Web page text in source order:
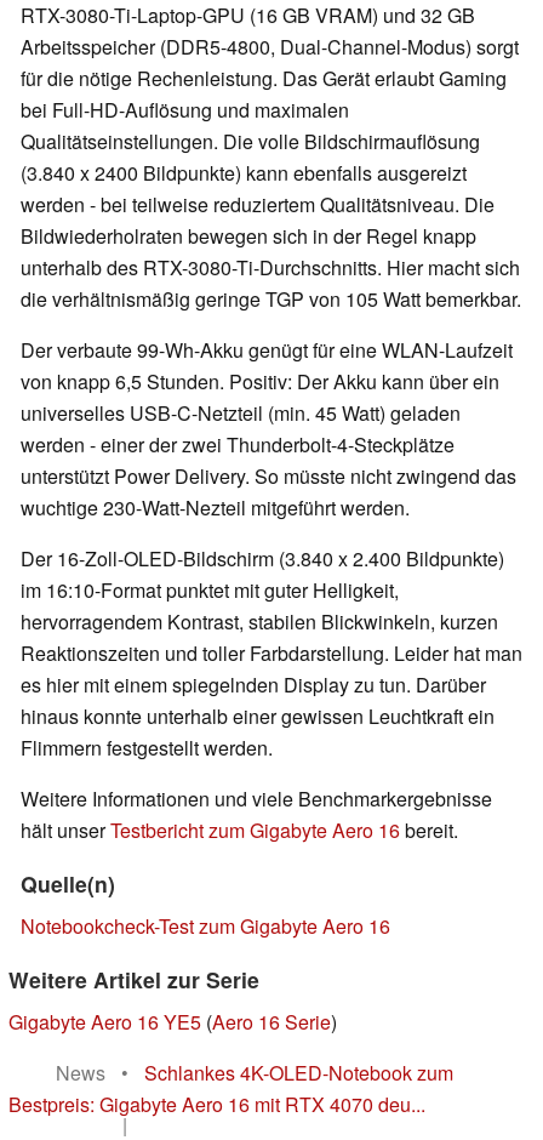
RTX-3080-Ti-Laptop-GPU (16 GB VRAM) und 32 GB
Arbeitsspeicher (DDR5-4800, Dual-Channel-Modus) sorgt
für die nötige Rechenleistung. Das Gerät erlaubt Gaming
bei Full-HD-Auflösung und maximalen
Qualitätseinstellungen. Die volle Bildschirmauflösung
(3.840 x 2400 Bildpunkte) kann ebenfalls ausgereizt
werden - bei teilweise reduziertem Qualitätsniveau. Die
Bildwiederholraten bewegen sich in der Regel knapp
unterhalb des RTX-3080-Ti-Durchschnitts. Hier macht sich
die verhältnismäßig geringe TGP von 105 Watt bemerkbar.
Der verbaute 99-Wh-Akku genügt für eine WLAN-Laufzeit
von knapp 6,5 Stunden. Positiv: Der Akku kann über ein
universelles USB-C-Netzteil (min. 45 Watt) geladen
werden - einer der zwei Thunderbolt-4-Steckplätze
unterstützt Power Delivery. So müsste nicht zwingend das
wuchtige 230-Watt-Nezteil mitgeführt werden.
Der 16-Zoll-OLED-Bildschirm (3.840 x 2.400 Bildpunkte)
im 16:10-Format punktet mit guter Helligkeit,
hervorragendem Kontrast, stabilen Blickwinkeln, kurzen
Reaktionszeiten und toller Farbdarstellung. Leider hat man
es hier mit einem spiegelnden Display zu tun. Darüber
hinaus konnte unterhalb einer gewissen Leuchtkraft ein
Flimmern festgestellt werden.
Weitere Informationen und viele Benchmarkergebnisse
hält unserTestbericht zum Gigabyte Aero 16bereit.
Quelle(n)
Notebookcheck-Test zum Gigabyte Aero 16
Weitere Artikel zur Serie
Gigabyte Aero 16 YE5 (Aero 16 Serie)
News
•
Schlankes 4K-OLED-Notebook zum
Bestpreis: Gigabyte Aero 16 mit RTX 4070 deu...
|